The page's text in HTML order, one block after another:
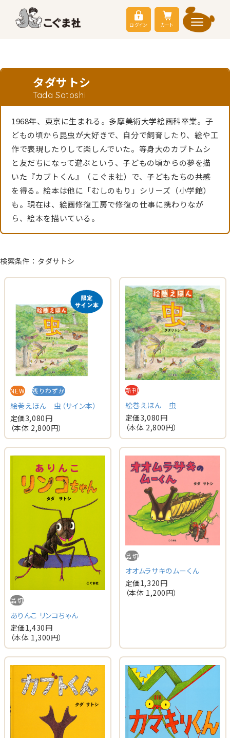
ログイン カート
タダサトシ
Tada Satoshi
1968年、東京に生まれる。多摩美術大学絵画科卒業。子
どもの頃から昆虫が大好きで、自分で飼育したり、絵や工
作で表現したりして楽しんでいた。等身大のカブトムシ
と友だちになって遊ぶという、子どもの頃からの夢を描
いた『カブトくん』（こぐま社）で、子どもたちの共感
を得る。絵本は他に「むしのもり」シリーズ（小学館）
も。現在は、絵画修復工房で修復の仕事に携わりなが
ら、絵本を描いている。
検索条件：タダサトシ
NEW 残りわずか
絵巻えほん 虫（サイン本）
定価3,080円
（本体 2,800円）
新刊
絵巻えほん 虫
定価3,080円
（本体 2,800円）
品切
ありんこ リンコちゃん
定価1,430円
（本体 1,300円）
品切
オオムラサキのムーくん
定価1,320円
（本体 1,200円）